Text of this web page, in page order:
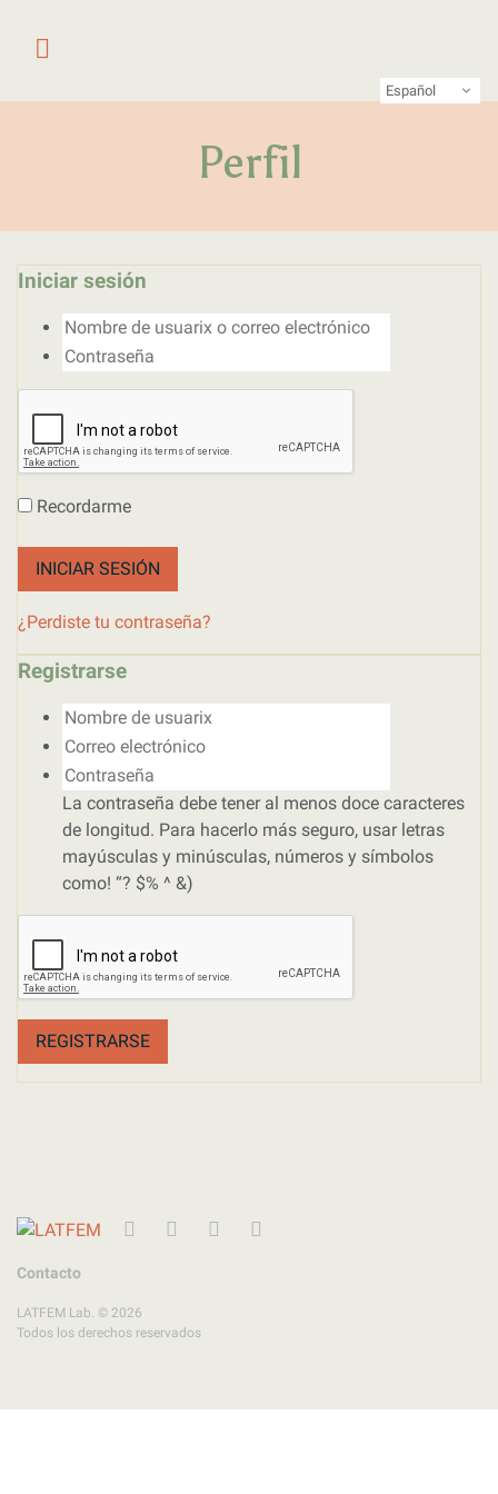
LATFEM Lab
Perfil
Iniciar sesión
Nombre de usuarix o correo electrónico
Contraseña
Recordarme
INICIAR SESIÓN
¿Perdiste tu contraseña?
Registrarse
Nombre de usuarix
Correo electrónico
Contraseña
La contraseña debe tener al menos doce caracteres
de longitud. Para hacerlo más seguro, usar letras
mayúsculas y minúsculas, números y símbolos
como! “? $% ^ &)
REGISTRARSE
Contacto
LATFEM Lab. © 2026
Todos los derechos reservados
Español